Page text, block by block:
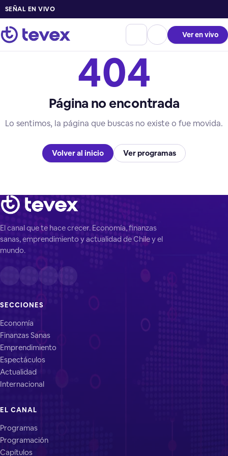
SEÑAL EN VIVO
Ver en vivo
404
Página no encontrada
Lo sentimos, la página que buscas no existe o fue movida.
Volver al inicio Ver programas
El canal que te hace crecer. Economía, finanzas
sanas, emprendimiento y actualidad de Chile y el
mundo.
SECCIONES
Economía
Finanzas Sanas
Emprendimiento
Espectáculos
Actualidad
Internacional
EL CANAL
Programas
Programación
Capítulos